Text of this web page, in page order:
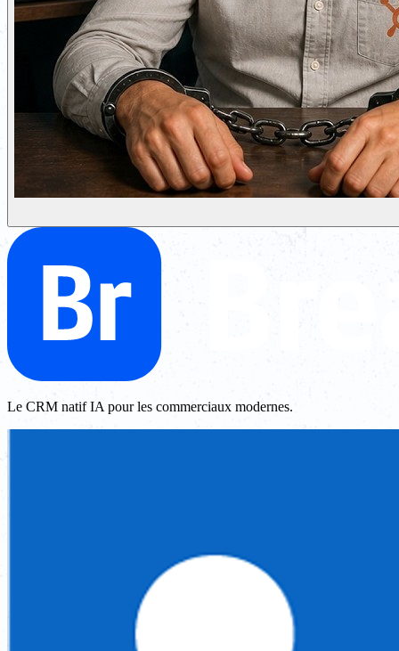
Le CRM natif IA pour les commerciaux modernes.